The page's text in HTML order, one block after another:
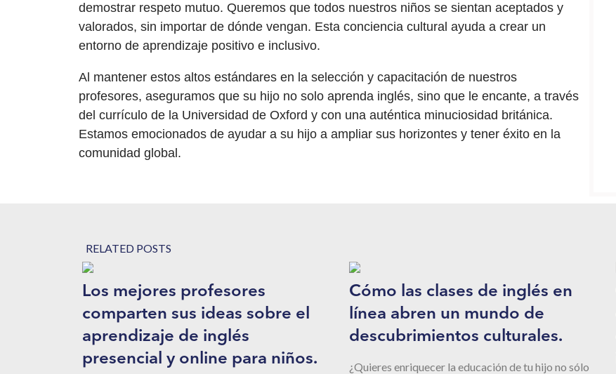
demostrar respeto mutuo. Queremos que todos nuestros niños se sientan aceptados y
valorados, sin importar de dónde vengan. Esta conciencia cultural ayuda a crear un
entorno de aprendizaje positivo e inclusivo.
Al mantener estos altos estándares en la selección y capacitación de nuestros
profesores, aseguramos que su hijo no solo aprenda inglés, sino que le encante, a través
del currículo de la Universidad de Oxford y con una auténtica minuciosidad británica.
Estamos emocionados de ayudar a su hijo a ampliar sus horizontes y tener éxito en la
comunidad global.
RELATED POSTS
Los mejores profesores
comparten sus ideas sobre el
aprendizaje de inglés
presencial y online para niños.
Cómo las clases de inglés en
línea abren un mundo de
descubrimientos culturales.
¿Quieres enriquecer la educación de tu hijo no sólo